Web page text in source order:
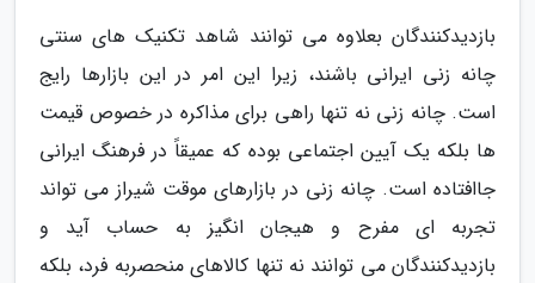
بازدیدکنندگان بعلاوه می توانند شاهد تکنیک های سنتی
چانه زنی ایرانی باشند، زیرا این امر در این بازارها رایج
است. چانه زنی نه تنها راهی برای مذاکره در خصوص قیمت
ها بلکه یک آیین اجتماعی بوده که عمیقاً در فرهنگ ایرانی
جاافتاده است. چانه زنی در بازارهای موقت شیراز می تواند
تجربه ای مفرح و هیجان انگیز به حساب آید و
بازدیدکنندگان می توانند نه تنها کالاهای منحصربه فرد، بلکه